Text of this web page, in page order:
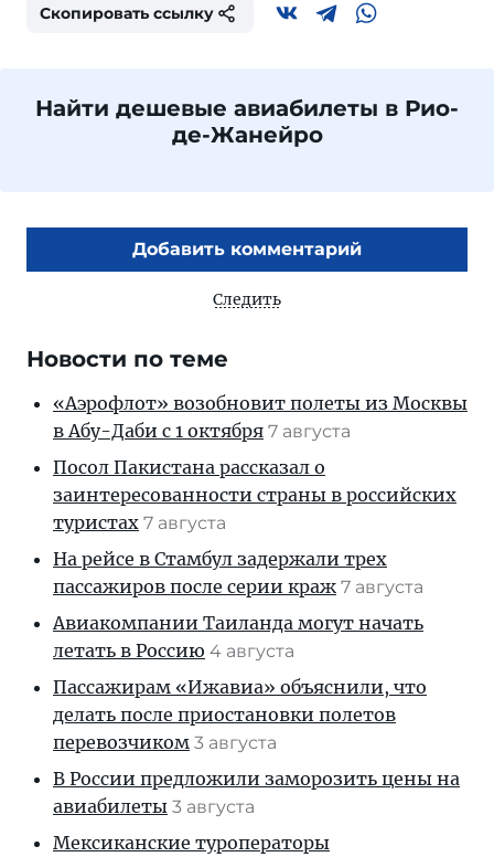
Скопировать ссылку
Найти дешевые авиабилеты в Рио-
де-Жанейро
Добавить комментарий
Следить
Новости по теме
«Аэрофлот» возобновит полеты из Москвы
в Абу-Даби с 1 октября 7 августа
Посол Пакистана рассказал о
заинтересованности страны в российских
туристах 7 августа
На рейсе в Стамбул задержали трех
пассажиров после серии краж 7 августа
Авиакомпании Таиланда могут начать
летать в Россию 4 августа
Пассажирам «Ижавиа» объяснили, что
делать после приостановки полетов
перевозчиком 3 августа
В России предложили заморозить цены на
авиабилеты 3 августа
Мексиканские туроператоры